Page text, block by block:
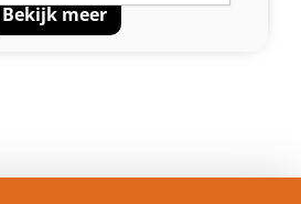
Bekijk meer